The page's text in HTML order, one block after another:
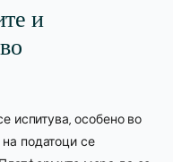
и
испитува, особено во
податоци се